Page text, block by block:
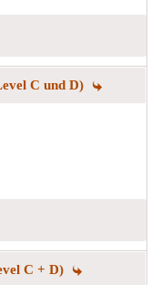
C und D)
C + D)